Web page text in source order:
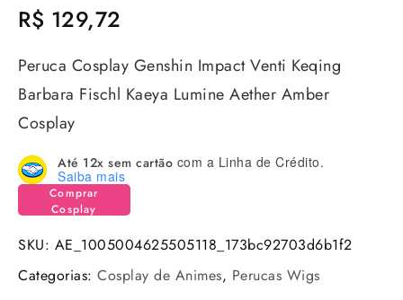
R$ 129,72
Peruca Cosplay Genshin Impact Venti Keqing
Barbara Fischl Kaeya Lumine Aether Amber
Cosplay
Até 12x sem cartão com a Linha de Crédito.
Saiba mais
Comprar
Cosplay
SKU: AE_1005004625505118_173bc92703d6b1f2
Categorias: Cosplay de Animes, Perucas Wigs